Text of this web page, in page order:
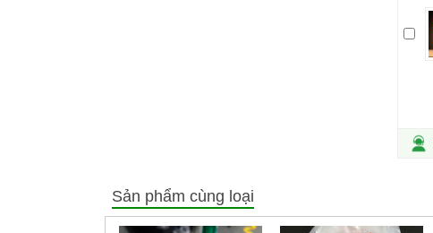
Sản phẩm cùng loại